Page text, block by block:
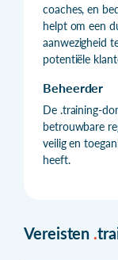
coaches, en
helpt om een
aanwezigheid
potentiële
Beheerder
De .training-
betrouwbare
veilig en
heeft.
Vereisten .